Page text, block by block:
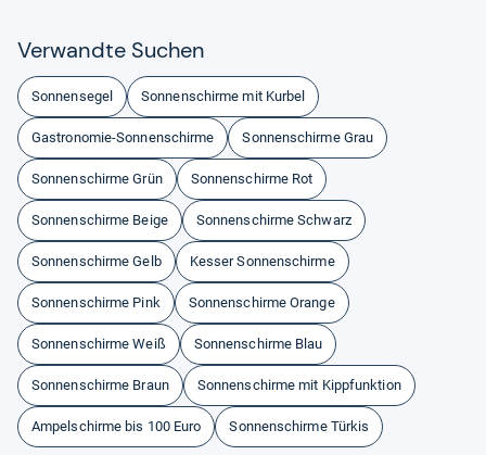
Ver­wandte Suchen
Sonnensegel Sonnenschirme mit Kurbel
Gastronomie-Sonnenschirme Sonnenschirme Grau
Sonnenschirme Grün Sonnenschirme Rot
Sonnenschirme Beige Sonnenschirme Schwarz
Sonnenschirme Gelb Kesser Sonnenschirme
Sonnenschirme Pink Sonnenschirme Orange
Sonnenschirme Weiß Sonnenschirme Blau
Sonnenschirme Braun Sonnenschirme mit Kippfunktion
Ampelschirme bis 100 Euro Sonnenschirme Türkis